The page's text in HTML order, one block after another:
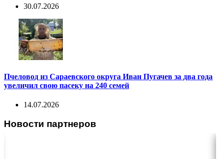
30.07.2026
Пчеловод из Сараевского округа Иван Пугачев за два года
увеличил свою пасеку на 240 семей
14.07.2026
Новости партнеров